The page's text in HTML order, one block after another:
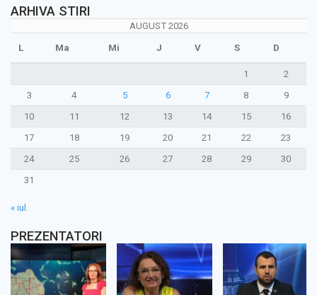
ARHIVA STIRI
AUGUST 2026
L Ma Mi J V S D
1
2
3
4 5 6 7 8
9
10
11 12 13 14 15
16
17
18 19 20 21 22
23
24
25 26 27 28 29
30
31
« iul.
PREZENTATORI